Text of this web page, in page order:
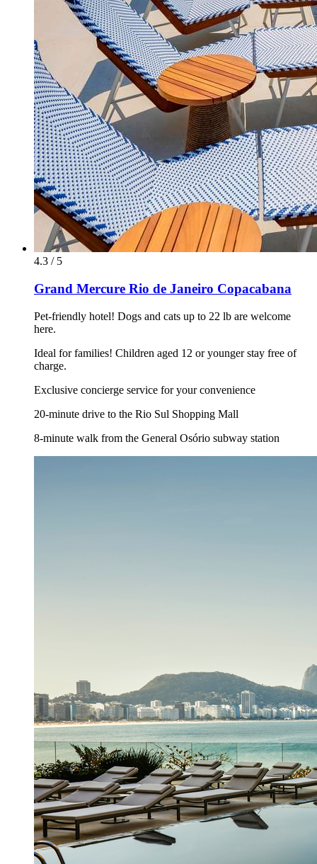
4.3 / 5
Grand Mercure Rio de Janeiro Copacabana
Pet-friendly hotel! Dogs and cats up to 22 lb are welcome
here.
Ideal for families! Children aged 12 or younger stay free of
charge.
Exclusive concierge service for your convenience
20-minute drive to the Rio Sul Shopping Mall
8-minute walk from the General Osório subway station